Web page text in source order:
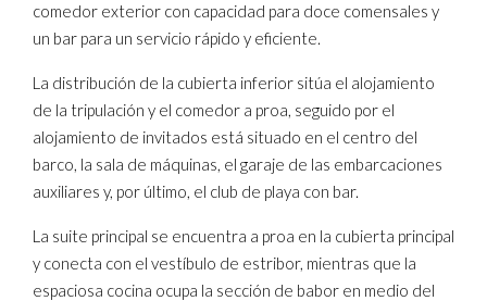
comedor exterior con capacidad para doce comensales y
un bar para un servicio rápido y eficiente.
La distribución de la cubierta inferior sitúa el alojamiento
de la tripulación y el comedor a proa, seguido por el
alojamiento de invitados está situado en el centro del
barco, la sala de máquinas, el garaje de las embarcaciones
auxiliares y, por último, el club de playa con bar.
La suite principal se encuentra a proa en la cubierta principal
y conecta con el vestíbulo de estribor, mientras que la
espaciosa cocina ocupa la sección de babor en medio del